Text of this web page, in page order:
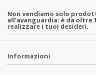
Non vendiamo solo
all’avanguardia: è da oltre
realizzare i tuoi desideri.
Informazioni